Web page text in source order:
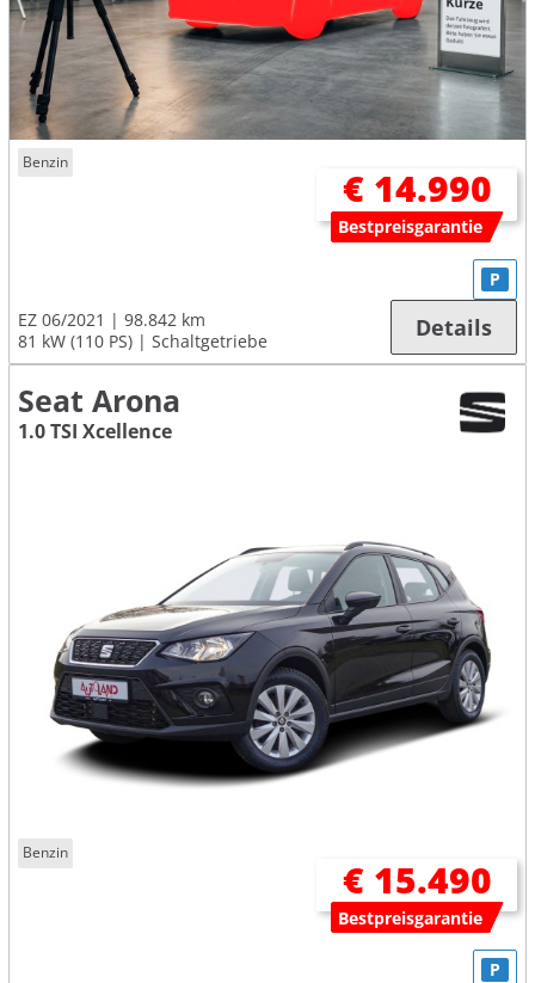
Benzin
€ 14.990
Bestpreisgarantie
EZ 06/2021
98.842 km
81 kW (110 PS)
Schaltgetriebe
P
Details
Seat Arona
1.0 TSI Xcellence
Benzin
€ 15.490
Bestpreisgarantie
P